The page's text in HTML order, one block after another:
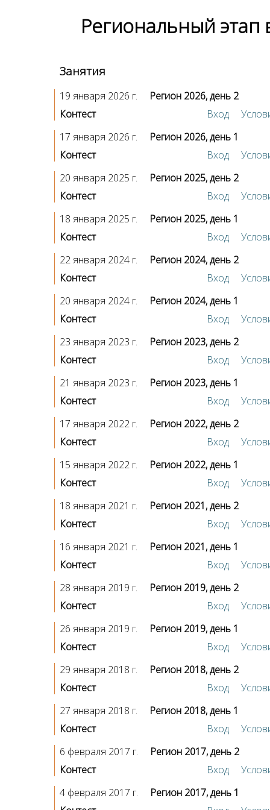
Региональный
Занятия
19 января 2026 г.
Регион 2026, день 2
Контест
Вход
17 января 2026 г.
Регион 2026, день 1
Контест
Вход
20 января 2025 г.
Регион 2025, день 2
Контест
Вход
18 января 2025 г.
Регион 2025, день 1
Контест
Вход
22 января 2024 г.
Регион 2024, день 2
Контест
Вход
20 января 2024 г.
Регион 2024, день 1
Контест
Вход
23 января 2023 г.
Регион 2023, день 2
Контест
Вход
21 января 2023 г.
Регион 2023, день 1
Контест
Вход
17 января 2022 г.
Регион 2022, день 2
Контест
Вход
15 января 2022 г.
Регион 2022, день 1
Контест
Вход
18 января 2021 г.
Регион 2021, день 2
Контест
Вход
16 января 2021 г.
Регион 2021, день 1
Контест
Вход
28 января 2019 г.
Регион 2019, день 2
Контест
Вход
26 января 2019 г.
Регион 2019, день 1
Контест
Вход
29 января 2018 г.
Регион 2018, день 2
Контест
Вход
27 января 2018 г.
Регион 2018, день 1
Контест
Вход
6 февраля 2017 г.
Регион 2017, день 2
Контест
Вход
4 февраля 2017 г.
Регион 2017, день 1